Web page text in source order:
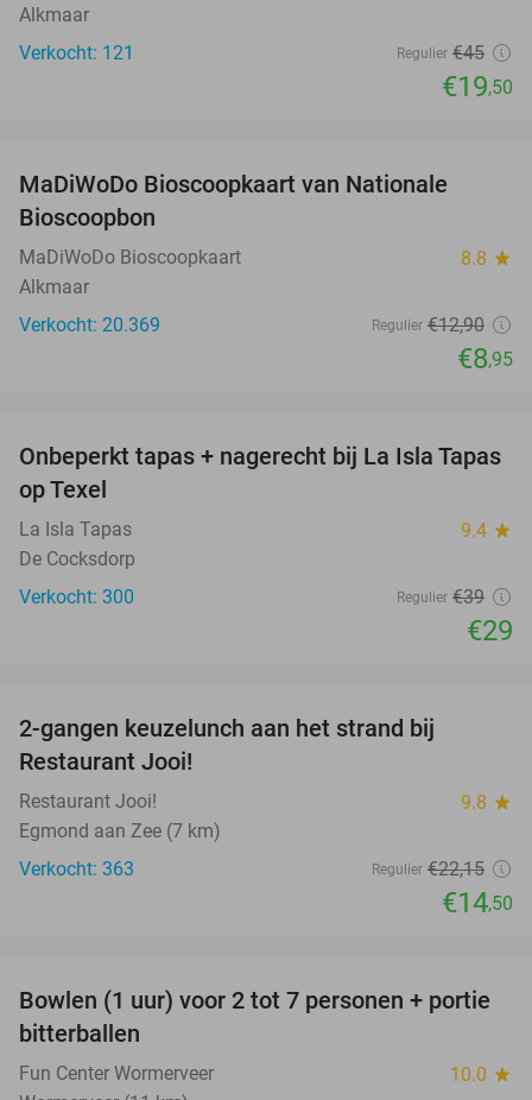
Alkmaar
Verkocht: 121
Regulier €45
€19,50
MaDiWoDo Bioscoopkaart van Nationale
Bioscoopbon
MaDiWoDo Bioscoopkaart 8.8 star
Alkmaar
Verkocht: 20.369
Regulier €12,90
€8,95
26%
Onbeperkt tapas + nagerecht bij La Isla Tapas
op Texel
La Isla Tapas 9.4 star
De Cocksdorp
Verkocht: 300
Regulier €39
€29
2-gangen keuzelunch aan het strand bij
Restaurant Jooi!
Restaurant Jooi! 9.8 star
Egmond aan Zee (7 km)
Verkocht: 363
Regulier €22,15
€14,50
37%
Bowlen (1 uur) voor 2 tot 7 personen + portie
bitterballen
Fun Center Wormerveer 10.0 star